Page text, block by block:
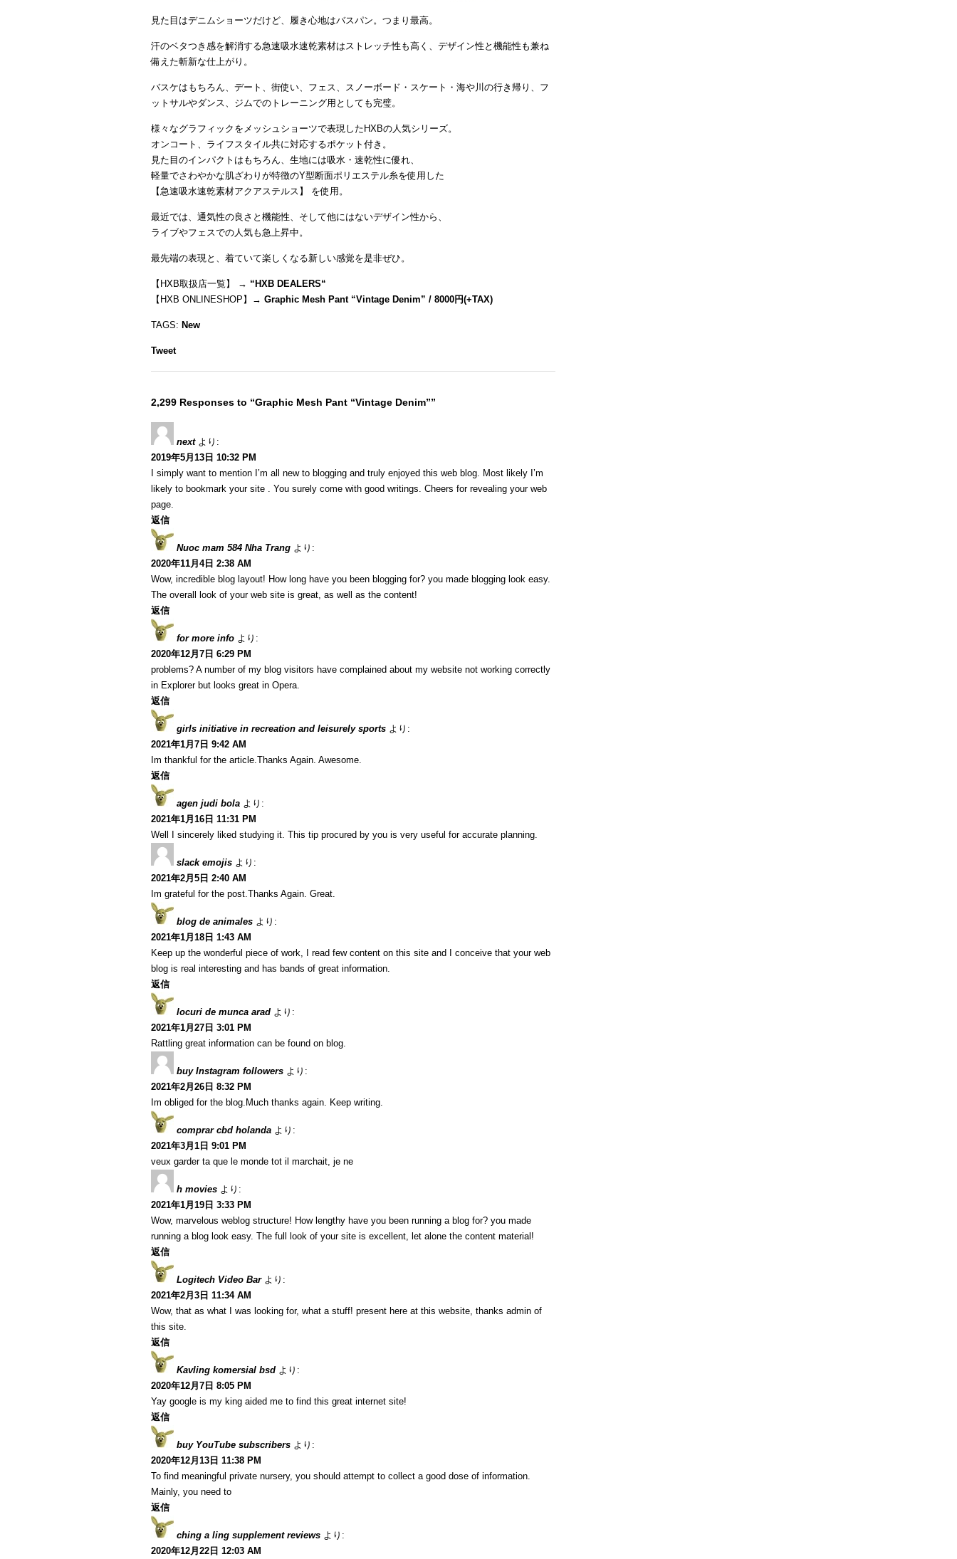
見た目はデニムショーツだけど、履き心地はバスパン。つまり最高。
汗のベタつき感を解消する急速吸水速乾素材はストレッチ性も高く、デザイン性と機能性も兼ね
備えた斬新な仕上がり。
バスケはもちろん、デート、街使い、フェス、スノーボード・スケート・海や川の行き帰り、フ
ットサルやダンス、ジムでのトレーニング用としても完璧。
様々なグラフィックをメッシュショーツで表現したHXBの人気シリーズ。
オンコート、ライフスタイル共に対応するポケット付き。
見た目のインパクトはもちろん、生地には吸水・速乾性に優れ、
軽量でさわやかな肌ざわりが特徴のY型断面ポリエステル糸を使用した
【急速吸水速乾素材アクアステルス】 を使用。
最近では、通気性の良さと機能性、そして他にはないデザイン性から、
ライブやフェスでの人気も急上昇中。
最先端の表現と、着ていて楽しくなる新しい感覚を是非ぜひ。
【HXB取扱店一覧】 → “ HXB DEALERS“
【HXB ONLINESHOP】→ Graphic Mesh Pant “Vintage Denim” / 8000円(+TAX)
TAGS: New
Tweet
2,299 Responses to “Graphic Mesh Pant “Vintage Denim””
next より:
2019年5月13日 10:32 PM
I simply want to mention I’m all new to blogging and truly enjoyed this web blog. Most likely I’m
likely to bookmark your site . You surely come with good writings. Cheers for revealing your web
page.
返信
Nuoc mam 584 Nha Trang より:
2020年11月4日 2:38 AM
Wow, incredible blog layout! How long have you been blogging for? you made blogging look easy.
The overall look of your web site is great, as well as the content!
返信
for more info より:
2020年12月7日 6:29 PM
problems? A number of my blog visitors have complained about my website not working correctly
in Explorer but looks great in Opera.
返信
girls initiative in recreation and leisurely sports より:
2021年1月7日 9:42 AM
Im thankful for the article.Thanks Again. Awesome.
返信
agen judi bola より:
2021年1月16日 11:31 PM
Well I sincerely liked studying it. This tip procured by you is very useful for accurate planning.
slack emojis より:
2021年2月5日 2:40 AM
Im grateful for the post.Thanks Again. Great.
blog de animales より:
2021年1月18日 1:43 AM
Keep up the wonderful piece of work, I read few content on this site and I conceive that your web
blog is real interesting and has bands of great information.
返信
locuri de munca arad より:
2021年1月27日 3:01 PM
Rattling great information can be found on blog.
buy Instagram followers より:
2021年2月26日 8:32 PM
Im obliged for the blog.Much thanks again. Keep writing.
comprar cbd holanda より:
2021年3月1日 9:01 PM
veux garder ta que le monde tot il marchait, je ne
h movies より:
2021年1月19日 3:33 PM
Wow, marvelous weblog structure! How lengthy have you been running a blog for? you made
running a blog look easy. The full look of your site is excellent, let alone the content material!
返信
Logitech Video Bar より:
2021年2月3日 11:34 AM
Wow, that as what I was looking for, what a stuff! present here at this website, thanks admin of
this site.
返信
Kavling komersial bsd より:
2020年12月7日 8:05 PM
Yay google is my king aided me to find this great internet site!
返信
buy YouTube subscribers より:
2020年12月13日 11:38 PM
To find meaningful private nursery, you should attempt to collect a good dose of information.
Mainly, you need to
返信
ching a ling supplement reviews より:
2020年12月22日 12:03 AM